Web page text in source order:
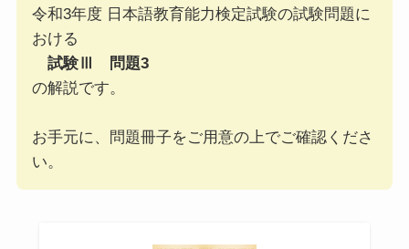
令和3年度 日本語教育能力検定試験の試験問題に
おける
試験Ⅲ 問題3
の解説です。
お手元に、問題冊子をご用意の上でご確認くださ
い。